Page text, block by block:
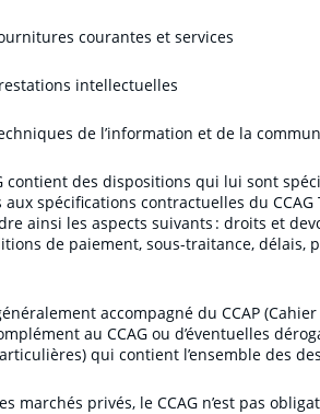
courantes et services
intellectuelles
de l’information et de la
contient des dispositions qui lui sont
spécifications contractuelles du
ainsi les aspects suivants : droits et
de paiement, sous-traitance, délais,
accompagné du CCAP
au CCAG ou d’éventuelles
qui contient l’ensemble des
marchés privés, le CCAG n’est pas